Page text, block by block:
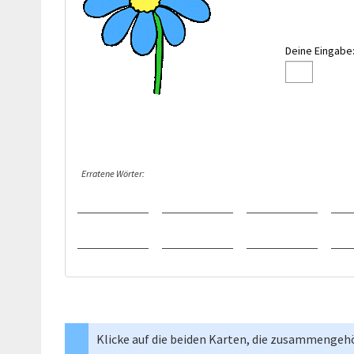
Deine Eingabe:
Erratene Wörter:
Klicke auf die beiden Karten, die